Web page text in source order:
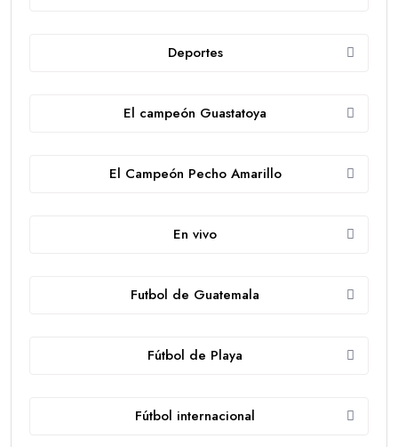
Deportes
El campeón Guastatoya
El Campeón Pecho Amarillo
En vivo
Futbol de Guatemala
Fútbol de Playa
Fútbol internacional